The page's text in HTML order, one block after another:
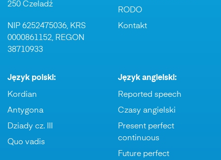
250 Czeladź
NIP 6252475036, KRS
0000861152, REGON
38710933
RODO
Kontakt
Język polski:
Kordian
Antygona
Dziady cz. III
Quo vadis
Język angielski:
Reported speech
Czasy angielski
Present perfect
continuous
Future perfect